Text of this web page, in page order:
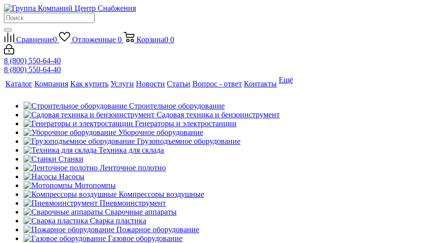
Сравнение0 Отложенные 0 Корзина0 0
8 (800) 550-64-40
8 (800) 550-64-40
Каталог Компания Как купить Услуги Новости Статьи Вопрос - ответ Контакты Ещё
Строительное оборудование
Садовая техника и бензоинструмент
Генераторы и электростанции
Уборочное оборудование
Грузоподъемное оборудование
Техника для склада
Станки
Ленточное полотно
Насосы
Мотопомпы
Компрессоры воздушные
Пневмоинструмент
Сварочные аппараты
Сварка пластика
Пожарное оборудование
Газовое оборудование